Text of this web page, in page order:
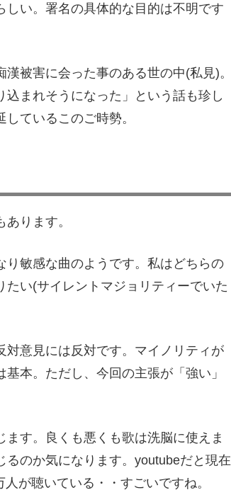
しい。署名の具体的な目的は不明です
被害に会った事のある世の中(私見)。
込まれそうになった」という話も珍し
ているこのご時勢。
ります。
り敏感な曲のようです。私はどちらの
い(サイレントマジョリティーでいた
意見には反対です。マイノリティが
本。ただし、今回の主張が「強い」
ます。良くも悪くも歌は洗脳に使えま
のか気になります。youtubeだと現在
が聴いている・・すごいですね。